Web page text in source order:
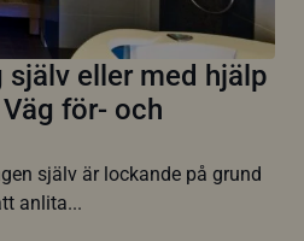
själv eller med hjälp
för- och
själv är lockande på grund
anlita...